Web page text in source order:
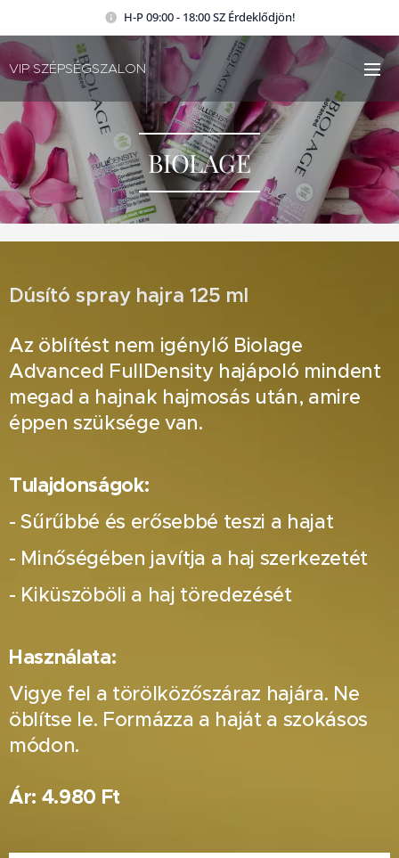
H-P 09:00 - 18:00 SZ Érdeklődjön!
VIP SZÉPSÉGSZALON
BIOLAGE
Dúsító spray hajra 125 ml
Az öblítést nem igénylő Biolage
Advanced FullDensity hajápoló mindent
megad a hajnak hajmosás után, amire
éppen szüksége van.
Tulajdonságok:
- Sűrűbbé és erősebbé teszi a hajat
- Minőségében javítja a haj szerkezetét
- Kiküszöböli a haj töredezését
Használata:
Vigye fel a törölközőszáraz hajára. Ne
öblítse le. Formázza a haját a szokásos
módon.
Ár: 4.980 Ft